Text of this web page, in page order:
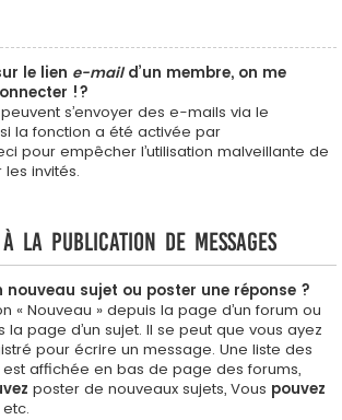
le lien e-maild’un membre, on me
!?
s’envoyer des e-mails via le
la fonction a été activée par
pour empêcher l’utilisation malveillante de
invités.
la publication de messages
nouveau sujet ou poster une réponse ?
« Nouveau » depuis la page d’un forum ou
la page d’un sujet. Il se peut que vous ayez
pour écrire un message. Une liste des
affichée en bas de page des forums,
poster de nouveaux sujets, Vous pouvez